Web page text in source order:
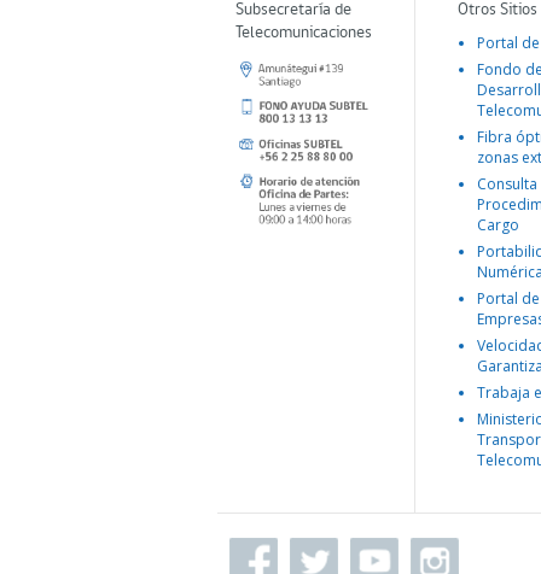
Subsecretaría de
Telecomunicaciones
Otros
Portal
Fondo
Fibra
zonas
Consulta
Cargo
Portal
Trabaja